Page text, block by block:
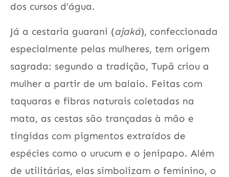
dos cursos d’água.
Já a cestaria guarani (ajaká), confeccionada
especialmente pelas mulheres, tem origem
sagrada: segundo a tradição, Tupã criou a
mulher a partir de um balaio. Feitas com
taquaras e fibras naturais coletadas na
mata, as cestas são trançadas à mão e
tingidas com pigmentos extraídos de
espécies como o urucum e o jenipapo. Além
de utilitárias, elas simbolizam o feminino, o